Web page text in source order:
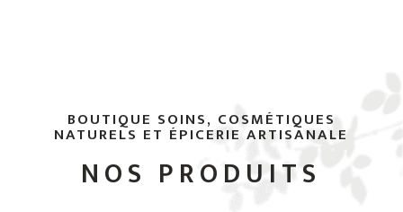
BOUTIQUE SOINS, COSMÉTIQUES
NATURELS ET ÉPICERIE ARTISANALE
NOS PRODUITS